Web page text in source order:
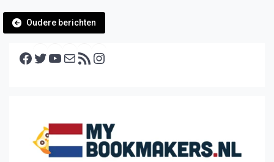
Berichtennavigatie
Oudere berichten
Facebook Twitter YouTube E-mail RSS feed